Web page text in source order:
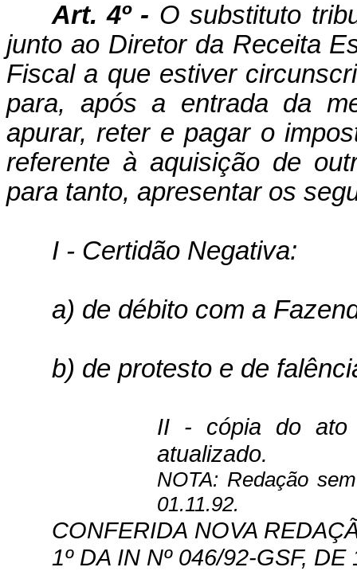
Art. 4º - O substituto
junto ao Diretor da Receita
Fiscal a que estiver
para, após a entrada da
apurar, reter e pagar o
refe­rente à aquisição de
para tanto, apresentar os
I - Certidão Negativa:
a) de débito com a
b) de protesto e de
II - cópia do ato
atualizado.
NOTA: Redação
01.11.92.
CONFERIDA NOVA
1º DA IN Nº 046/92-GSF,